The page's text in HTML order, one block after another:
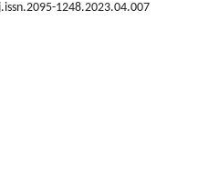
1248.2023.04.007